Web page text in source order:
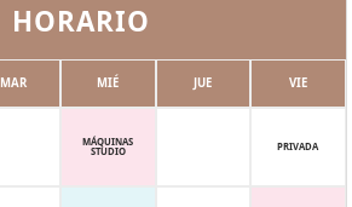
HORARIO
MAR MIÉ JUE VIE
MÁQUINAS
STUDIO
PRIVADA